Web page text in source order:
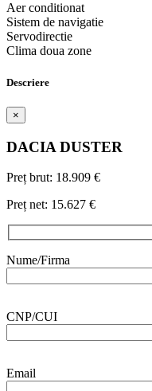
Aer conditionat
Sistem de navigatie
Servodirectie
Clima doua zone
Descriere
×
DACIA DUSTER
Preț brut: 18.909 €
Preț net: 15.627 €
Nume/Firma
CNP/CUI
Email